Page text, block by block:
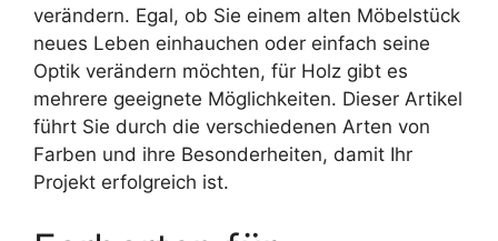
verändern. Egal, ob Sie einem alten Möbelstück
neues Leben einhauchen oder einfach seine
Optik verändern möchten, für Holz gibt es
mehrere geeignete Möglichkeiten. Dieser Artikel
führt Sie durch die verschiedenen Arten von
Farben und ihre Besonderheiten, damit Ihr
Projekt erfolgreich ist.